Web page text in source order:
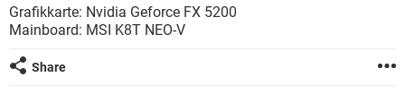
Grafikkarte: Nvidia Geforce FX 5200
Mainboard: MSI K8T NEO-V
Share